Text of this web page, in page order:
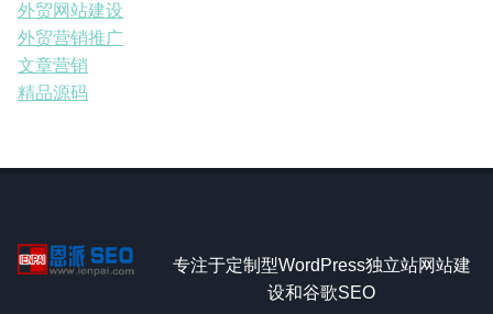
外贸网站建设
外贸营销推广
文章营销
精品源码
专注于定制型WordPress独立站网站建
设和谷歌SEO